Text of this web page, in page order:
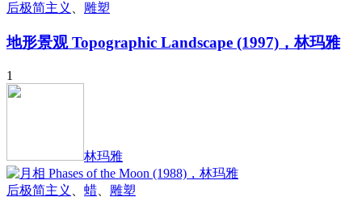
后极简主义 雕塑
地形景观 Topographic Landscape (1997)，林玛雅
1
林玛雅
后极简主义 蜡 雕塑